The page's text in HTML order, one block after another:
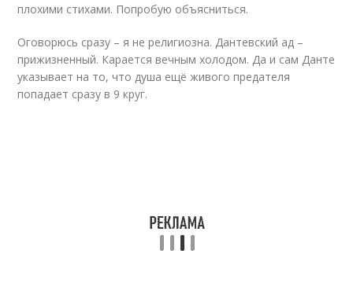
плохими стихами. Попробую объясниться.
Оговорюсь сразу – я не религиозна. Дантевский ад –
прижизненный. Карается вечным холодом. Да и сам Данте
указывает на то, что душа ещё живого предателя
попадает сразу в 9 круг.